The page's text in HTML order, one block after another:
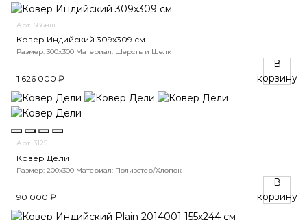
Арт. 686нш
Ковер Индийский 309x309 см
Размер: 300x300 Материал: Шерсть и Шелк
1 626 000 ₽
В
корзину
Арт. 3125
Ковер Дели
Размер: 200х300 Материал: Полиэстер/Хлопок
90 000 ₽
В
корзину